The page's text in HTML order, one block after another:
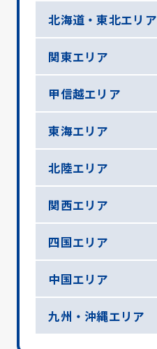
北海道・東北エリア
関東エリア
甲信越エリア
東海エリア
北陸エリア
関西エリア
四国エリア
中国エリア
九州・沖縄エリア